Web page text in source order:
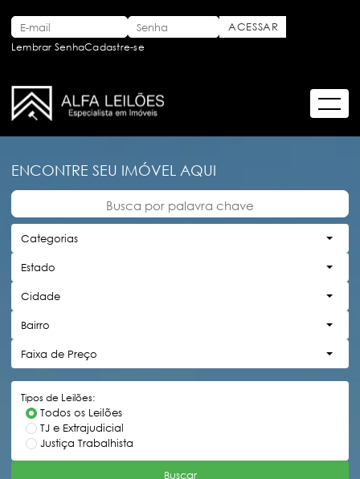
Lembrar SenhaCadastre-se
ENCONTRE SEU IMÓVEL AQUI
Categorias
Estado
Cidade
Bairro
Faixa de Preço
Tipos de Leilões:
Todos os Leilões
TJ e Extrajudicial
Justiça Trabalhista
Buscar